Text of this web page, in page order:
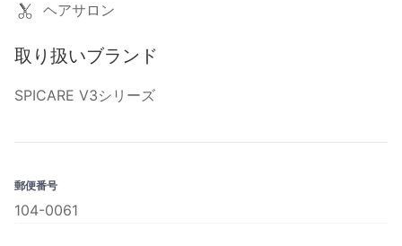
ヘアサロン
取り扱いブランド
SPICARE V3シリーズ
郵便番号
104-0061